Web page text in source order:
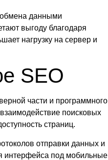
обмена данными
выгоду благодаря
нагрузку на сервер и
SEO
части и программного
поисковых
страниц.
отправки данных и
интерфейса под мобильные